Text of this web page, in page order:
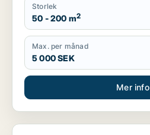
Storlek
50 - 200 m2
Max. per månad
5 000 SEK
Mer info